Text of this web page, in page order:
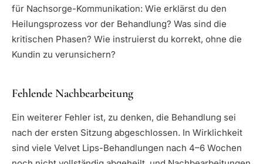
für Nachsorge-Kommunikation: Wie erklärst du den
Heilungsprozess vor der Behandlung? Was sind die
kritischen Phasen? Wie instruierst du korrekt, ohne die
Kundin zu verunsichern?
Fehlende Nachbearbeitung
Ein weiterer Fehler ist, zu denken, die Behandlung sei
nach der ersten Sitzung abgeschlossen. In Wirklichkeit
sind viele Velvet Lips-Behandlungen nach 4–6 Wochen